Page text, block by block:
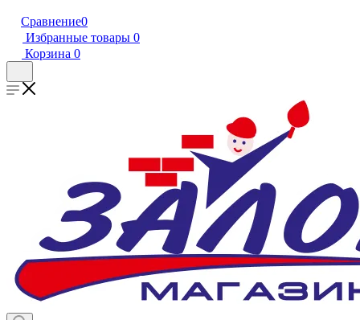
Сравнение0
Избранные товары 0
Корзина 0